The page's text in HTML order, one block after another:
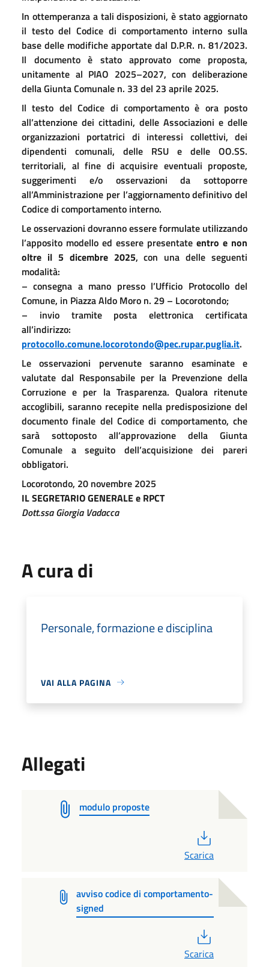
In ottemperanza a tali disposizioni, è stato aggiornato
il testo del Codice di comportamento interno sulla
base delle modifiche apportate dal D.P.R. n. 81/2023.
Il documento è stato approvato come proposta,
unitamente al PIAO 2025–2027, con deliberazione
della Giunta Comunale n. 33 del 23 aprile 2025.
Il testo del Codice di comportamento è ora posto
all’attenzione dei cittadini, delle Associazioni e delle
organizzazioni portatrici di interessi collettivi, dei
dipendenti comunali, delle RSU e delle OO.SS.
territoriali, al fine di acquisire eventuali proposte,
suggerimenti e/o osservazioni da sottoporre
all’Amministrazione per l’aggiornamento definitivo del
Codice di comportamento interno.
Le osservazioni dovranno essere formulate utilizzando
l’apposito modello ed essere presentate entro e non
oltre il 5 dicembre 2025, con una delle seguenti
modalità:
– consegna a mano presso l’Ufficio Protocollo del
Comune, in Piazza Aldo Moro n. 29 – Locorotondo;
– invio tramite posta elettronica certificata
all’indirizzo:
protocollo.comune.locorotondo@pec.rupar.puglia.it.
Le osservazioni pervenute saranno esaminate e
valutate dal Responsabile per la Prevenzione della
Corruzione e per la Trasparenza. Qualora ritenute
accoglibili, saranno recepite nella predisposizione del
documento finale del Codice di comportamento, che
sarà sottoposto all’approvazione della Giunta
Comunale a seguito dell’acquisizione dei pareri
obbligatori.
Locorotondo, 20 novembre 2025
IL SEGRETARIO GENERALE e RPCT
Dott.ssa Giorgia Vadacca
A cura di
Personale, formazione e disciplina
VAI ALLA PAGINA
Allegati
modulo proposte
Scarica
avviso codice di comportamento-
signed
Scarica